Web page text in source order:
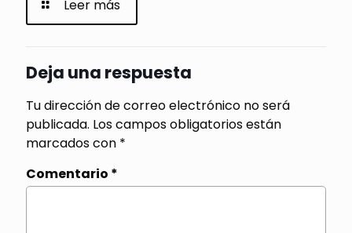
Leer más
Deja una respuesta
Tu dirección de correo electrónico no será
publicada. Los campos obligatorios están
marcados con *
Comentario *